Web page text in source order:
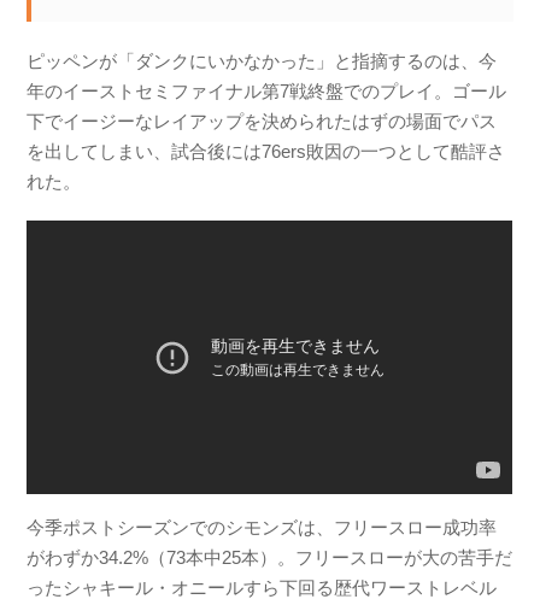
ピッペンが「ダンクにいかなかった」と指摘するのは、今
年のイーストセミファイナル第7戦終盤でのプレイ。ゴール
下でイージーなレイアップを決められたはずの場面でパス
を出してしまい、試合後には76ers敗因の一つとして酷評さ
れた。
今季ポストシーズンでのシモンズは、フリースロー成功率
がわずか34.2%（73本中25本）。フリースローが大の苦手だ
ったシャキール・オニールすら下回る歴代ワーストレベル